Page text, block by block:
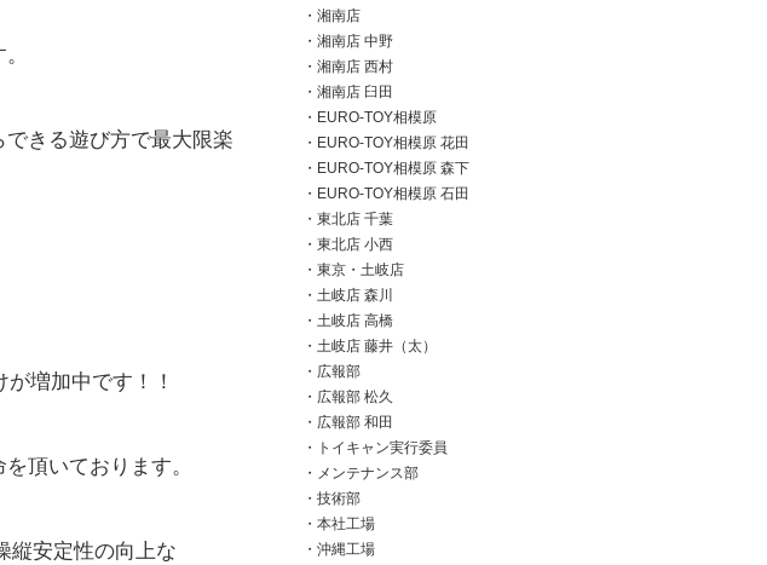
TFME事業部
キャンピングカーとは異なるBtoB/BtoG領域で、モビリ
ティやエネルギーに挑戦する新事業部
きる遊び方で最大限楽
増加中です！！
頂いております。
縦安定性の向上な
湘南店
湘南店 中野
湘南店 西村
湘南店 臼田
EURO-TOY相模原
EURO-TOY相模原 花田
EURO-TOY相模原 森下
EURO-TOY相模原 石田
東北店 千葉
東北店 小西
東京・土岐店
土岐店 森川
土岐店 高橋
土岐店 藤井（太）
広報部
広報部 松久
広報部 和田
トイキャン実行委員
メンテナンス部
技術部
本社工場
沖縄工場